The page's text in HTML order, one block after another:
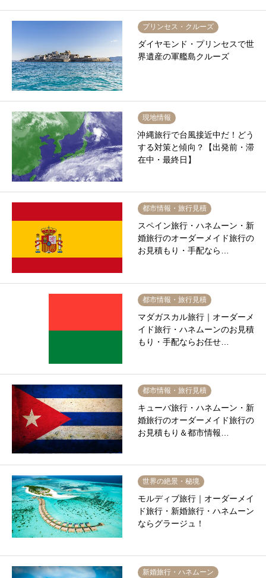
プリンセス・クルーズ
ダイヤモンド・プリンセスで世
界遺産の軍艦島クルーズ
現地情報
沖縄旅行で台風接近中だ！どう
する対策と傾向？【出発前・滞
在中・最終日】
都市情報・旅行見積
スペイン旅行・ハネムーン・新
婚旅行のオーダーメイド旅行の
お見積もり・手配なら…
都市情報・旅行見積
マダガスカル旅行｜オーダーメ
イド旅行・ハネムーンのお見積
もり・手配ならお任せ…
都市情報・旅行見積
キューバ旅行・ハネムーン・新
婚旅行のオーダーメイド旅行の
お見積もり＆都市情報…
世界の絶景・秘境
モルディブ旅行｜オーダーメイ
ド旅行・新婚旅行・ハネムーン
ならグラージュ！
新婚旅行・ハネムーン